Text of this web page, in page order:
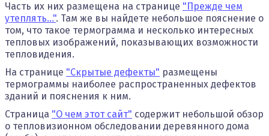
Часть их них размещена на странице "Прежде чем
утеплять...". Там же вы найдете небольшое пояснение о
том, что такое термограмма и несколько интересных
тепловых изображений, показывающих возможности
тепловидения.
На странице "Скрытые дефекты" размещены
термограммы наиболее распространенных дефектов
зданий и пояснения к ним.
Страница "О чем этот сайт" содержит небольшой обзор
о тепловизионном обследовании деревянного дома